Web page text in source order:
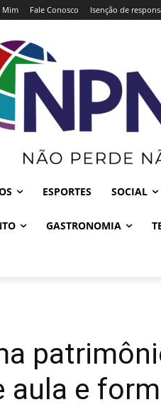
Mim Fale Conosco Isenção de
ESPORTES SOCIAL
GASTRONOMIA
aula e